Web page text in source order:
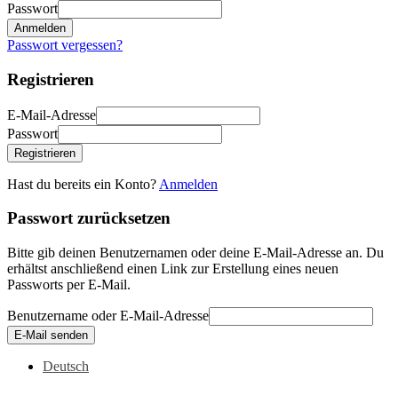
Passwort
Anmelden
Passwort vergessen?
Registrieren
E-Mail-Adresse
Passwort
Registrieren
Hast du bereits ein Konto? Anmelden
Passwort zurücksetzen
Bitte gib deinen Benutzernamen oder deine E-Mail-Adresse an. Du
erhältst anschließend einen Link zur Erstellung eines neuen
Passworts per E-Mail.
Benutzername oder E-Mail-Adresse
E-Mail senden
Deutsch